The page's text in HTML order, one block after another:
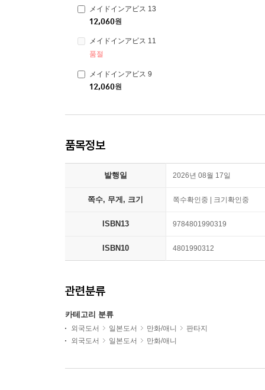
メイドインアビス 13
12,060원
メイドインアビス 11
품절
メイドインアビス 9
12,060원
품목정보
발행일 2026년 08월 17일
쪽수, 무게, 크기 쪽수확인중 | 크기확인중
ISBN13 9784801990319
ISBN10 4801990312
관련분류
카테고리 분류
외국도서 일본도서 만화/애니
판타지
외국도서
일본도서 만화/애니